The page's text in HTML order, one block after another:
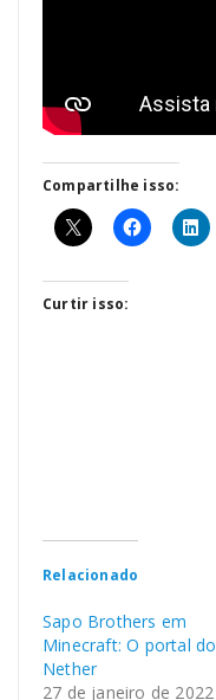
Compartilhe isso:
Curtir isso:
Relacionado
Sapo Brothers em
Minecraft: O portal do
Nether
27 de janeiro de 2022